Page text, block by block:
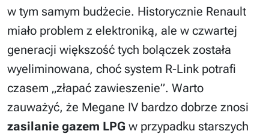
w tym samym budżecie. Historycznie Renault
miało problem z elektroniką, ale w czwartej
generacji większość tych bolączek została
wyeliminowana, choć system R-Link potrafi
czasem „złapać zawieszenie”. Warto
zauważyć, że Megane IV bardzo dobrze znosi
zasilanie gazem LPG w przypadku starszych